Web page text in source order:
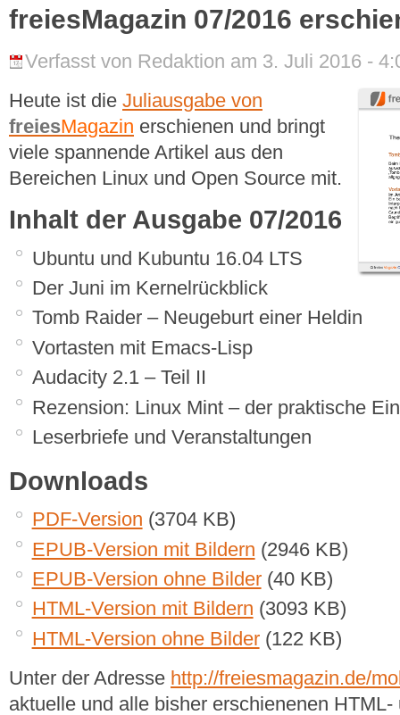
freiesMagazin 07/2016
Verfasst von Redaktion am 3. Juli 2016 -
Heute ist die Juliausgabe von
freiesMagazin erschienen und bringt
viele spannende Artikel aus den
Bereichen Linux und Open Source mit.
Inhalt der Ausgabe 07/2016
Ubuntu und Kubuntu 16.04 LTS
Der Juni im Kernelrückblick
Tomb Raider – Neugeburt einer Heldin
Vortasten mit Emacs-Lisp
Audacity 2.1 – Teil II
Rezension: Linux Mint – der praktische
Leserbriefe und Veranstaltungen
Downloads
PDF-Version (3704 KB)
EPUB-Version mit Bildern (2946 KB)
EPUB-Version ohne Bilder(40 KB)
HTML-Version mit Bildern (3093 KB)
HTML-Version ohne Bilder(122 KB)
Unter der Adresse http://freiesmagazin.de/
aktuelle und alle bisher erschienenen